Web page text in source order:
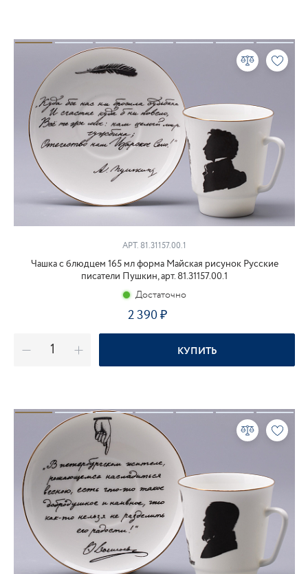
АРТ. 81.31157.00.1
Чашка с блюдцем 165 мл форма Майская рисунок Русские
писатели Пушкин, арт. 81.31157.00.1
Достаточно
2 390₽
КУПИТЬ